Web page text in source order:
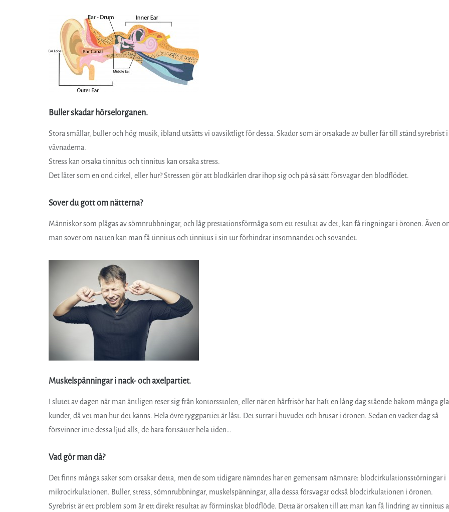
Buller skadar hörselorganen.
Stora smällar, buller och hög musik, ibland utsätts vi oavsiktligt för dessa. Skador som är orsakade av buller får till stånd syrebrist i
vävnaderna.
Stress kan orsaka tinnitus och tinnitus kan orsaka stress.
Det låter som en ond cirkel, eller hur? Stressen gör att blodkärlen drar ihop sig och på så sätt försvagar den blodflödet.
Sover du gott om nätterna?
Människor som plågas av sömnrubbningar, och låg prestationsförmåga som ett resultat av det, kan få ringningar i öronen. Även
man sover om natten kan man få tinnitus och tinnitus i sin tur förhindrar insomnandet och sovandet.
Muskelspänningar i nack- och axelpartiet.
I slutet av dagen när man äntligen reser sig från kontorsstolen, eller när en hårfrisör har haft en lång dag stående bakom många
kunder, då vet man hur det känns. Hela övre ryggpartiet är låst. Det surrar i huvudet och brusar i öronen. Sedan en vacker dag så
försvinner inte dessa ljud alls, de bara fortsätter hela tiden…
Vad gör man då?
Det finns många saker som orsakar detta, men de som tidigare nämndes har en gemensam nämnare: blodcirkulationsstörningar i
mikrocirkulationen. Buller, stress, sömnrubbningar, muskelspänningar, alla dessa försvagar också blodcirkulationen i öronen.
Syrebrist är ett problem som är ett direkt resultat av förminskat blodflöde. Detta är orsaken till att man kan få lindring av tinnitus